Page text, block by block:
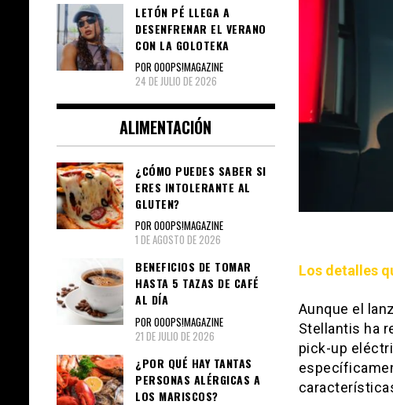
Los detalles
Aunque el
Stellantis ha
pick-up
LETÓN PÉ LLEGA A
DESENFRENAR EL VERANO
CON LA GOLOTEKA
POR OOOPS!MAGAZINE
24 DE JULIO DE 2026
ALIMENTACIÓN
¿CÓMO PUEDES SABER SI
ERES INTOLERANTE AL
GLUTEN?
POR OOOPS!MAGAZINE
1 DE AGOSTO DE 2026
BENEFICIOS DE TOMAR
HASTA 5 TAZAS DE CAFÉ
AL DÍA
POR OOOPS!MAGAZINE
21 DE JULIO DE 2026
¿POR QUÉ HAY TANTAS
PERSONAS ALÉRGICAS A
LOS MARISCOS?